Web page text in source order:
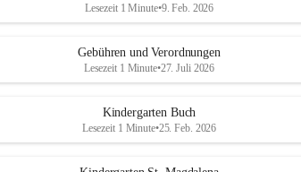
Lesezeit 1 Minute•9. Feb. 2026
Gebühren und Verordnungen
Lesezeit 1 Minute•27. Juli 2026
Kindergarten Buch
Lesezeit 1 Minute•25. Feb. 2026